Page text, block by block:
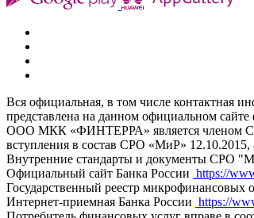
Вся официальная, в том числе
представлена на данном официальном
ООО МКК «ФИНТЕРРА» является членом
вступления в состав СРО «МиР» 12.10.2015,
Внутренние стандарты и документы СРО
Официальный сайт Банка России https://
Государственный реестр микрофинансовых
Интернет-приемная Банка России https://